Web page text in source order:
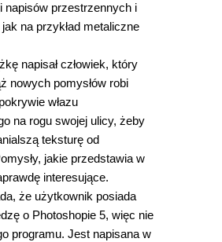
napisów przestrzennych i
na przykład metaliczne
napisał człowiek, który
nowych pomysłów robi
włazu
na rogu swojej ulicy, żeby
teksturę od
jakie przedstawia w
interesujące.
że użytkownik posiada
o Photoshopie 5, więc nie
programu. Jest napisana w